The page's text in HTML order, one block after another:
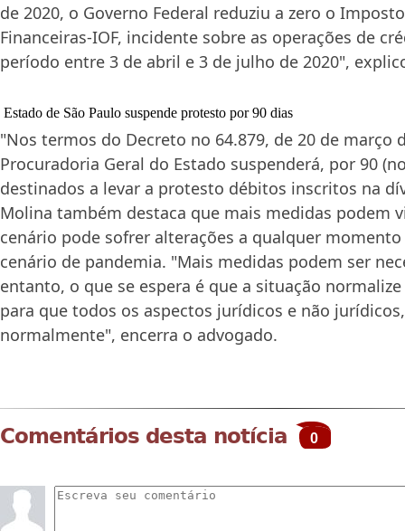
de 2020, o Governo Federal reduziu a zero o
Financeiras-IOF, incidente sobre as operações de
período entre 3 de abril e 3 de julho de 2020",
Estado de São Paulo suspende protesto por 90 dias
"Nos termos do Decreto no 64.879, de 20 de março
Procuradoria Geral do Estado suspenderá, por 90
destinados a levar a protesto débitos inscritos na
Molina também destaca que mais medidas podem
cenário pode sofrer alterações a qualquer
cenário de pandemia. "Mais medidas podem ser
entanto, o que se espera é que a situação
para que todos os aspectos jurídicos e não
normalmente", encerra o advogado.
Comentários desta notícia 0